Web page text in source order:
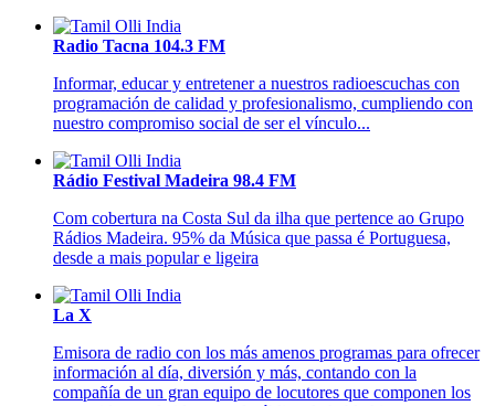
Radio Tacna 104.3 FM
Informar, educar y entretener a nuestros radioescuchas con
programación de calidad y profesionalismo, cumpliendo con
nuestro compromiso social de ser el vínculo...
Rádio Festival Madeira 98.4 FM
Com cobertura na Costa Sul da ilha que pertence ao Grupo
Rádios Madeira. 95% da Música que passa é Portuguesa,
desde a mais popular e ligeira
La X
Emisora de radio con los más amenos programas para ofrecer
información al día, diversión y más, contando con la
compañía de un gran equipo de locutores que componen los